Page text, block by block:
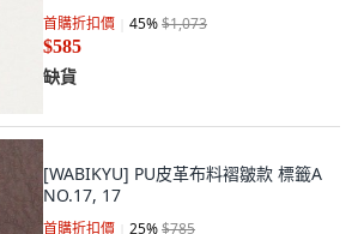
首購折扣價 45%$1,073
$585
缺貨
[WABIKYU] PU皮革布料褶皺款 標籤A
NO.17, 17
首購折扣價 25%$785